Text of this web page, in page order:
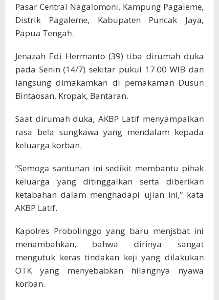
Pasar Central Nagalomoni, Kampung Pagaleme,
Distrik Pagaleme, Kabupaten Puncak Jaya,
Papua Tengah.
Jenazah Edi Hermanto (39) tiba dirumah duka
pada Senin (14/7) sekitar pukul 17.00 WIB dan
langsung dimakamkan di pemakaman Dusun
Bintaosan, Kropak, Bantaran.
Saat dirumah duka, AKBP Latif menyampaikan
rasa bela sungkawa yang mendalam kepada
keluarga korban.
“Semoga santunan ini sedikit membantu pihak
keluarga yang ditinggalkan serta diberikan
ketabahan dalam menghadapi ujian ini,” kata
AKBP Latif.
Kapolres Probolinggo yang baru menjsbat ini
menambahkan, bahwa dirinya sangat
mengutuk keras tindakan keji yang dilakukan
OTK yang menyebabkan hilangnya nyawa
korban.